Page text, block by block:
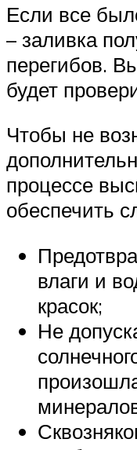
Если все
– заливка
перегибов.
будет
Чтобы не
процессе
обеспечить
влаги и
красок;
Не